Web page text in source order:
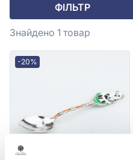
ФІЛЬТР
Знайдено 1 товар
-20%